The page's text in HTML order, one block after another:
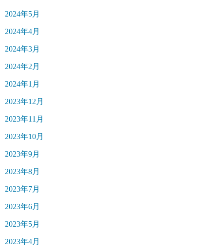
2024年5月
2024年4月
2024年3月
2024年2月
2024年1月
2023年12月
2023年11月
2023年10月
2023年9月
2023年8月
2023年7月
2023年6月
2023年5月
2023年4月